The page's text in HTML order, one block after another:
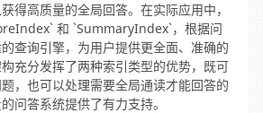
得高质量的全局回答。在实际应用中，
和 `SummaryIndex`，根据问
查询引擎，为用户提供更全面、准确的
充分发挥了两种索引类型的优势，既可
，也可以处理需要全局通读才能回答的
问答系统提供了有力支持。